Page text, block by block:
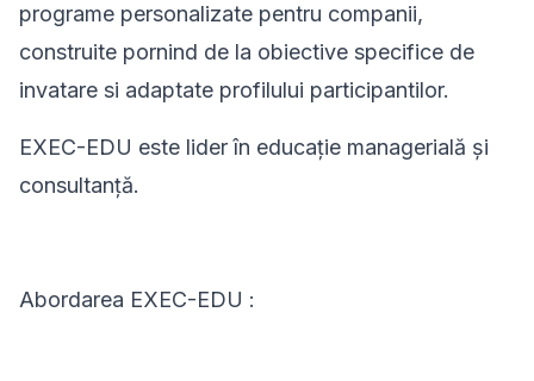
programe personalizate pentru companii,
construite pornind de la obiective specifice de
invatare si adaptate profilului participantilor.
EXEC-EDU este lider în educație managerială și
consultanță.
Abordarea EXEC-EDU :